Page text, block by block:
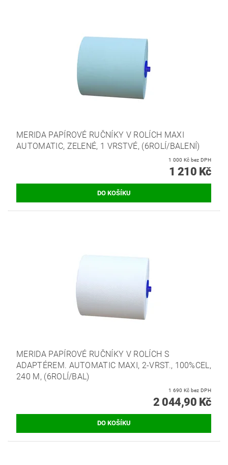
MERIDA PAPÍROVÉ RUČNÍKY V ROLÍCH MAXI
AUTOMATIC, ZELENÉ, 1 VRSTVÉ, (6ROLÍ/BALENÍ)
1 000 Kč bez DPH
1 210 Kč
MERIDA PAPÍROVÉ RUČNÍKY V ROLÍCH S
ADAPTÉREM. AUTOMATIC MAXI, 2-VRST., 100%CEL,
240 M, (6ROLÍ/BAL)
1 690 Kč bez DPH
2 044,90 Kč